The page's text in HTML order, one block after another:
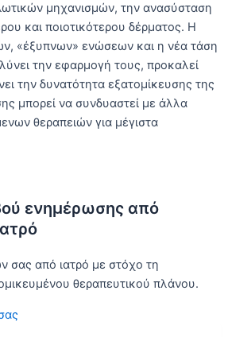
μηχανισμών, την ανασύσταση
και ποιοτικότερου δέρματος. Η
«έξυπνων» ενώσεων και η νέα τάση
την εφαρμογή τους, προκαλεί
την δυνατότητα εξατομίκευσης της
μπορεί να συνδυαστεί με άλλα
θεραπειών για μέγιστα
ενημέρωσης από
σας από ιατρό με στόχο τη
θεραπευτικού πλάνου.